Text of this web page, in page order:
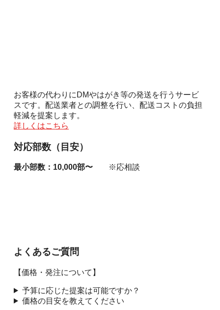
お客様の代わりにDMやはがき等の発送を行うサービ
スです。配送業者との調整を行い、配送コストの負担
軽減を提案します。
詳しくはこちら
対応部数（目安）
最小部数： 10,000部〜 ※応相談
よくあるご質問
【価格・発注について】
予算に応じた提案は可能ですか？
価格の目安を教えてください